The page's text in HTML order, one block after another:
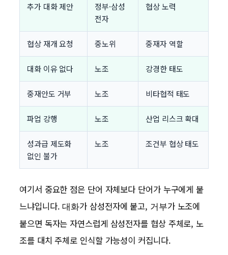
추가 대화 제안
정부·삼성
전자
협상 노력
협상 재개 요청 중노위 중재자 역할
대화 이유 없다 노조 강경한 태도
중재안도 거부 노조 비타협적 태도
파업 강행 노조 산업 리스크 확대
성과급 제도화
없인 불가
노조 조건부 협상 태도
여기서 중요한 점은 단어 자체보다 단어가 누구에게 붙
느냐입니다.대화가 삼성전자에 붙고, 거부가 노조에
붙으면 독자는 자연스럽게 삼성전자를 협상 주체로, 노
조를 대치 주체로 인식할 가능성이 커집니다.